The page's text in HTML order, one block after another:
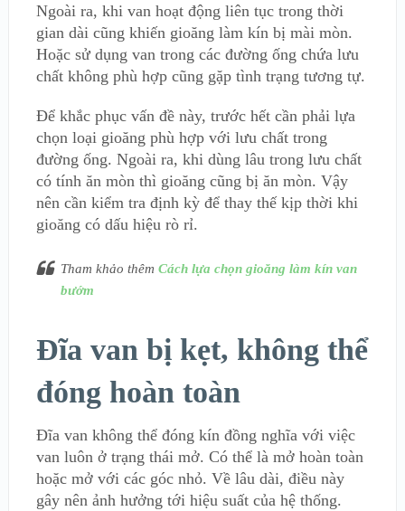
Ngoài ra, khi van hoạt động liên tục trong thời
gian dài cũng khiến gioăng làm kín bị mài mòn.
Hoặc sử dụng van trong các đường ống chứa lưu
chất không phù hợp cũng gặp tình trạng tương tự.
Để khắc phục vấn đề này, trước hết cần phải lựa
chọn loại gioăng phù hợp với lưu chất trong
đường ống. Ngoài ra, khi dùng lâu trong lưu chất
có tính ăn mòn thì gioăng cũng bị ăn mòn. Vậy
nên cần kiểm tra định kỳ để thay thế kịp thời khi
gioăng có dấu hiệu rò rỉ.
Tham khảo thêm Cách lựa chọn gioăng làm kín van
bướm
Đĩa van bị kẹt, không thể
đóng hoàn toàn
Đĩa van không thể đóng kín đồng nghĩa với việc
van luôn ở trạng thái mở. Có thể là mở hoàn toàn
hoặc mở với các góc nhỏ. Về lâu dài, điều này
gây nên ảnh hưởng tới hiệu suất của hệ thống.